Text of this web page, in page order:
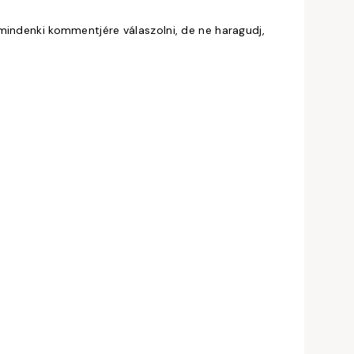
kommentjére válaszolni, de ne haragudj,